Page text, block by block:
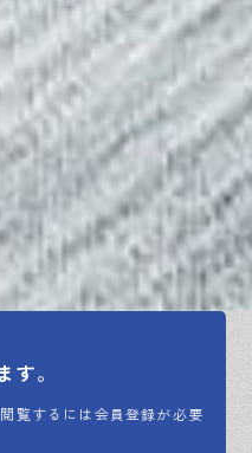
。
覧するには会員登録が必要